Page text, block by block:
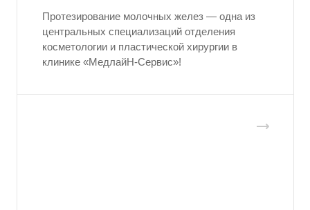
Протезирование молочных желез — одна из
центральных специализаций отделения
косметологии и пластической хирургии в
клинике «МедлайН-Сервис»!